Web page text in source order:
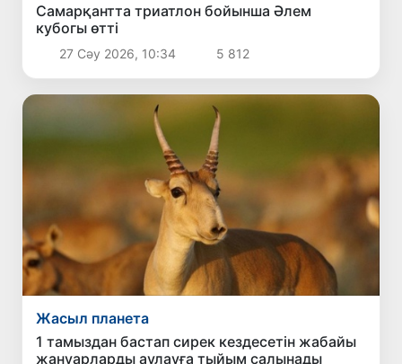
Самарқантта триатлон бойынша Әлем
кубогы өтті
27 Сәу 2026, 10:34 5 812
Жасыл планета
1 тамыздан бастап сирек кездесетін жабайы
жануарларды аулауға тыйым салынады